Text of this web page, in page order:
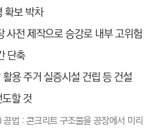
확보 박차
전 제작으로 승강로 내부 고위험
단축
용 주거 실증시설 건립 등 건설
할 것
법 : 콘크리트 구조물을 공장에서 미리